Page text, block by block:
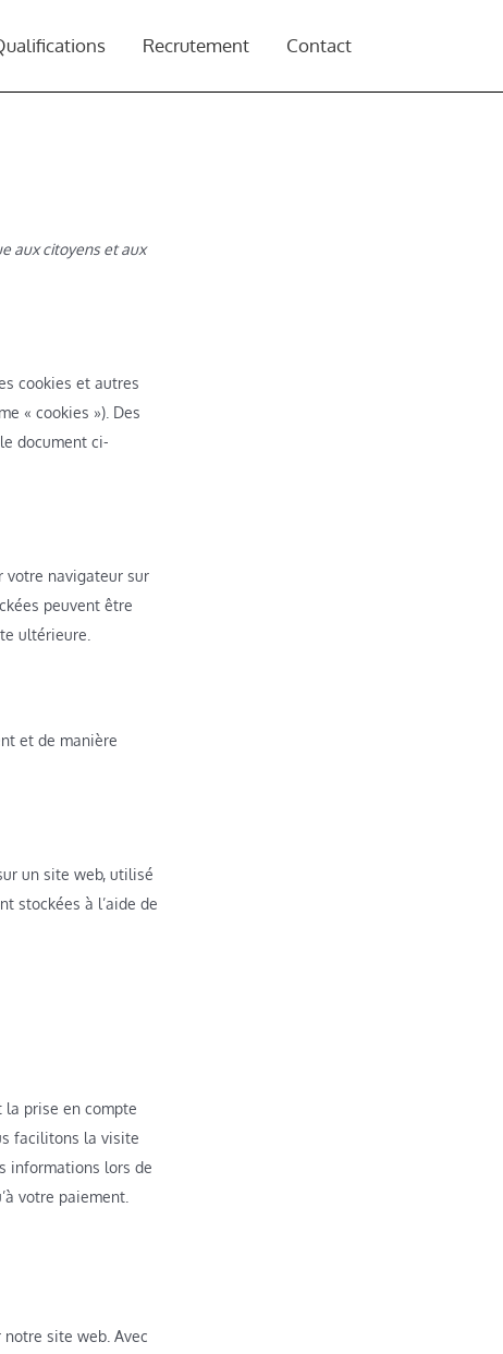
Recrutement Contact
aux citoyens et aux
cookies et autres
« cookies »). Des
document ci-
votre navigateur sur
peuvent être
ultérieure.
et de manière
un site web, utilisé
stockées à l’aide de
prise en compte
facilitons la visite
informations lors de
votre paiement.
site web. Avec